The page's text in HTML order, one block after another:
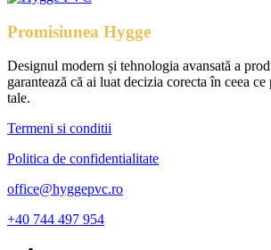
Promisiunea Hygge
Designul modern și tehnologia avansată a
garantează că ai luat decizia corecta în ceea
tale.
Termeni si conditii
Politica de confidentialitate
office@hyggepvc.ro
+40 744 497 954